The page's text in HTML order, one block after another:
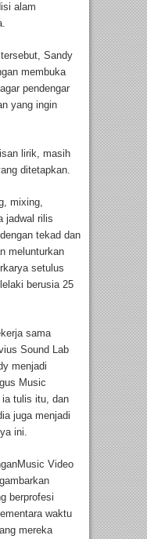
alam
Sandy
membuka
pendengar
yang ingin
lirik, masih
ditetapkan.
mixing,
jadwal rilis
tekad dan
melunturkan
setulus
berusia 25
sama
Sound Lab
menjadi
Music
ia tulis itu, dan
juga menjadi
ini.
Video
berprofesi
waktu
mereka